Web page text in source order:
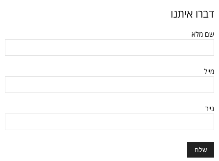
דברו איתנו
שם מלא
מייל
נייד